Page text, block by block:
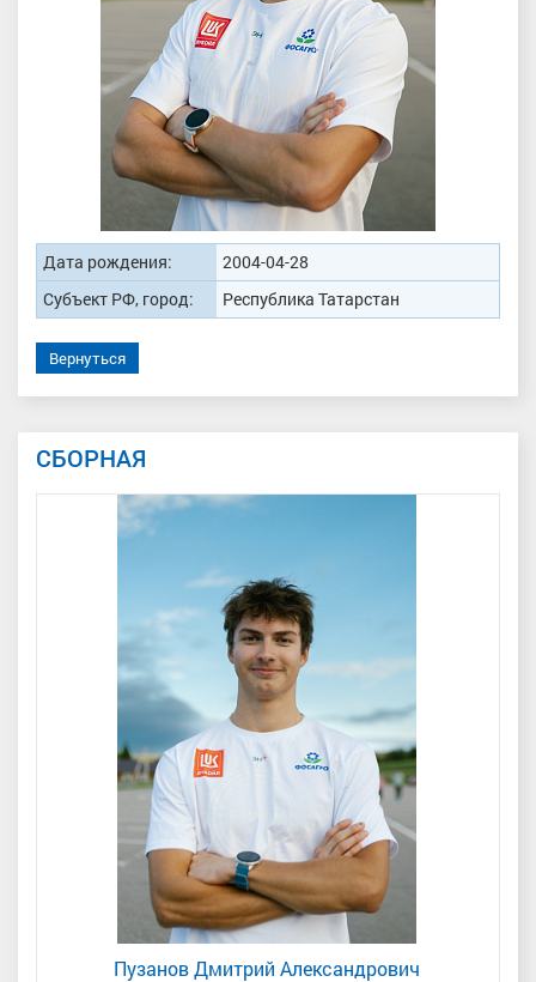
Дата рождения:
2004-04-28
Субъект РФ, город:
Республика Татарстан
Вернуться
СБОРНАЯ
Пузанов Дмитрий Александрович